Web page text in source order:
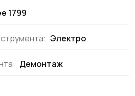
1799
Электро
Демонтаж